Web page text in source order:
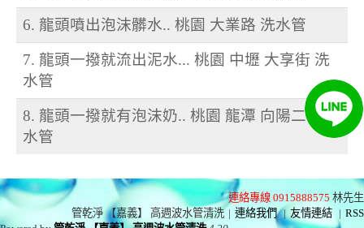
6. 龍頭噴出泡沫髒水.. 桃園 大業路 洗水管
7. 龍頭一撥就流出泥水... 桃園 中壢 大享街 洗
水管
8. 龍頭一撥就有泡沫奶.. 桃園 龍潭 向陽二街 洗
水管
連絡專線 0915888575 林先生
管乾淨 【嘉義】 高週波水管清洗 | 連絡我們 | 友情連結 | RSS